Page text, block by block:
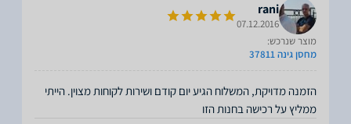
rani
07.12.2016
מוצר שנרכש:
מחסן גינה 37811
הזמנה מדויקת, המשלוח הגיע יום קודם ושירות לקוחות מצוין. הייתי
ממליץ על רכישה בחנות הזו